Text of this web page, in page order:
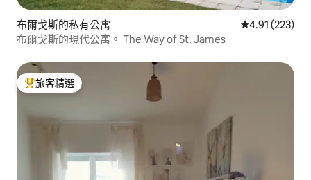
布爾戈斯的私有公寓 從 223 則評價
4.91 (223)
布爾戈斯的現代公寓。 The Way of St. James
旅客精選榜首
旅客精選